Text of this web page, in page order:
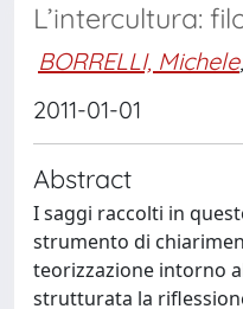
L’intercultura:
BORRELLI, Michele;
2011-01-01
Abstract
I saggi raccolti in
strumento di
teorizzazione intorno
strutturata la